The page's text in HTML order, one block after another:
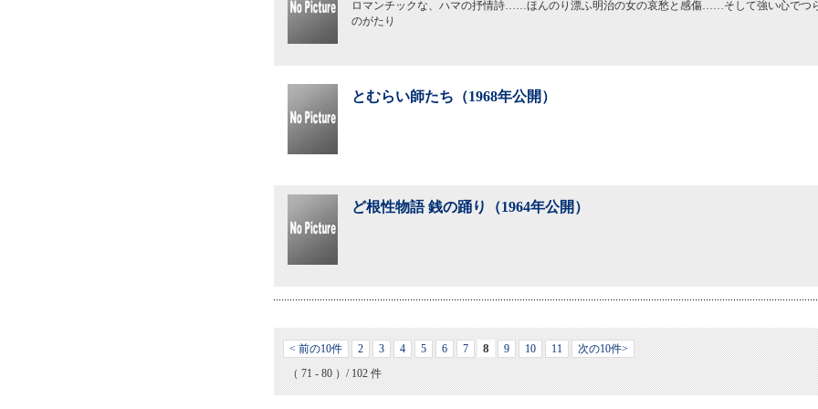
ロマンチックな、ハマの抒情詩……ほんのり漂ふ明治の女の哀愁と感傷……そして強い心でつ
のがたり
とむらい師たち（1968年公開）
ど根性物語 銭の踊り（1964年公開）
< 前の10件 2 3 4 5 6 7 8 9 10 11
次の10件>
（ 71 - 80 ）/ 102 件